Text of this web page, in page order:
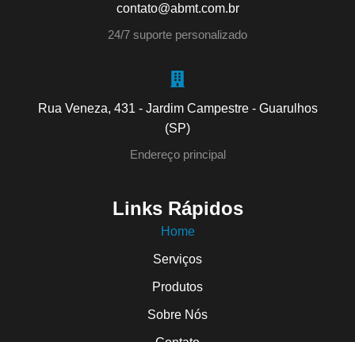
contato@abmt.com.br
24/7 suporte personalizado
Rua Veneza, 431 - Jardim Campestre - Guarulhos
(SP)
Endereço principal
Links Rápidos
Home
Serviços
Produtos
Sobre Nós